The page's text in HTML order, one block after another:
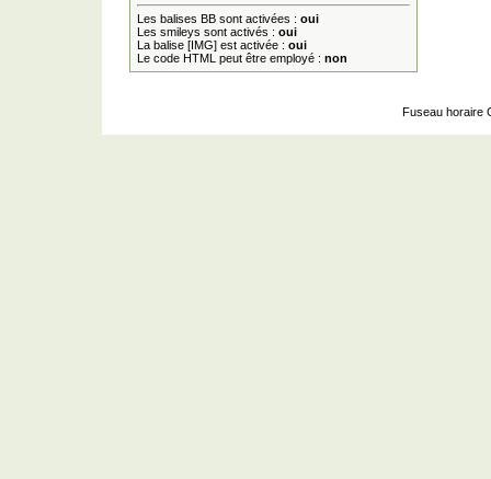
Les balises BB sont activées : oui
Les smileys sont activés : oui
La balise [IMG] est activée : oui
Le code HTML peut être employé : non
Fuseau horaire